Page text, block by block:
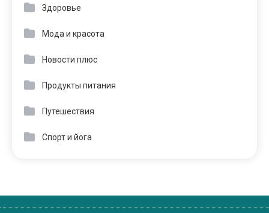
Здоровье
Мода и красота
Новости плюс
Продукты питания
Путешествия
Спорт и йога